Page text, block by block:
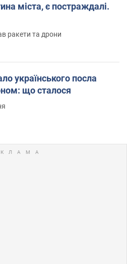
міста, є постраждалі.
ракети та дрони
українського посла
що сталося